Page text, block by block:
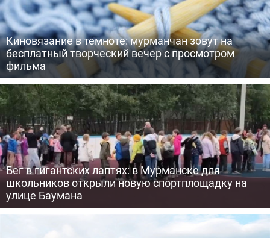
Киновязание в темноте: мурманчан зовут на
бесплатный творческий вечер с просмотром
фильма
Бег в гигантских лаптях: в Мурманске для
школьников открыли новую спортплощадку на
улице Баумана